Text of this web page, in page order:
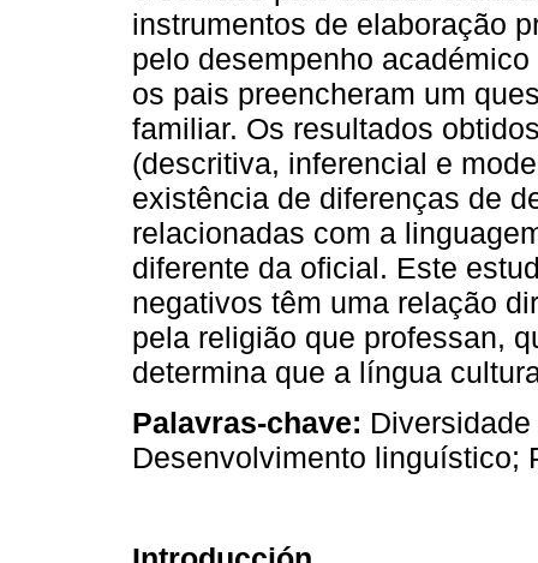
instrumentos de elaboração
pelo desempenho
os pais preencheram um
familiar. Os resultados
(descritiva, inferencial e
existência de diferenças de
relacionadas com a
diferente da oficial. Este
negativos têm uma relação
pela religião que professan,
determina que a língua
Palavras-chave:
Desenvolvimento linguístico;